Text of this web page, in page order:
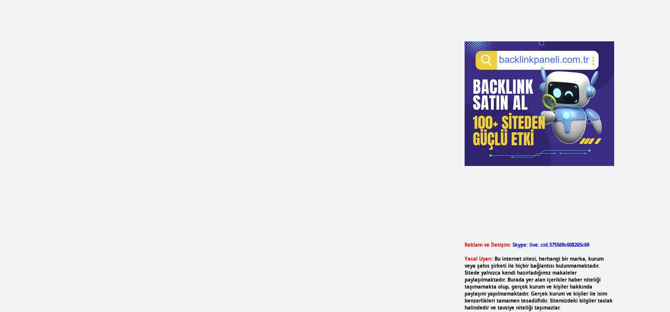
Reklam ve İletişim: Skype: live:.cid.575569c608265c69
Yasal Uyarı: Bu internet sitesi, herhangi bir marka, kurum
veya şahıs şirketi ile hiçbir bağlantısı bulunmamaktadır.
Sitede yalnızca kendi hazırladığımız makaleler
paylaşılmaktadır. Burada yer alan içerikler haber niteliği
taşımamakta olup, gerçek kurum ve kişiler hakkında
paylaşım yapılmamaktadır. Gerçek kurum ve kişiler ile isim
benzerlikleri tamamen tesadüfidir. Sitemizdeki bilgiler taslak
halindedir ve tavsiye niteliği taşımazlar.